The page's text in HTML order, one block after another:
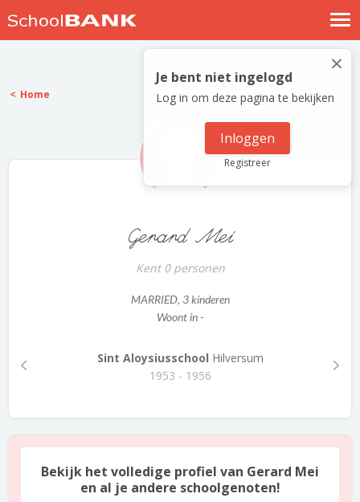
Nostalgische verhalen
Log in
Meld je gratis aan
×
Je bent niet ingelogd
Log in om deze pagina te bekijken
Inloggen
Registreer
Home
Gerard Mei
Kent 0 personen
MARRIED, 3 kinderen
Woont in -
Sint Aloysiusschool Hilversum
1953 - 1956
Bekijk het volledige profiel van Gerard Mei
en al je andere schoolgenoten!